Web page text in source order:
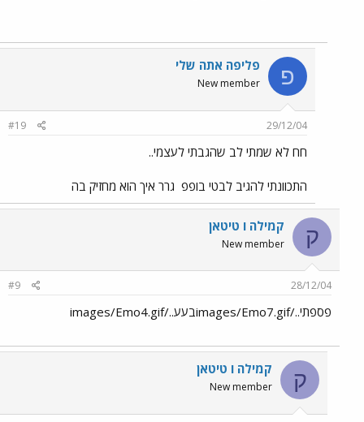
פ פליפה אתה שלי
New member
29/12/04
#19
חח לא שמתי לב שהגבתי לעצמי..
התכוונתי להגיב לבטי בופפ גרר איך הוא מחזיק בה
ק קמילה ו טיטאן
New member
28/12/04
#9
פספתי../images/Emo7.gifבעע../images/Emo4.gif
ק קמילה ו טיטאן
New member